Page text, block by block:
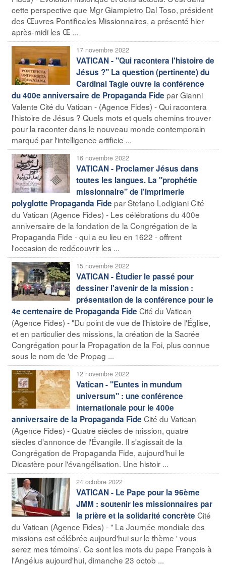
cette perspective que Mgr Giampietro Dal Toso, président
des Œuvres Pontificales Missionnaires, a présenté hier
après-midi les Œ ...
17 novembre 2022
VATICAN - "Qui racontera l'histoire de
Jésus ?" La question (pertinente) du
Cardinal Tagle ouvre la conférence
du 400e anniversaire de Propaganda Fide par Gianni
Valente Cité du Vatican - (Agence Fides) - Qui racontera
l'histoire de Jésus ? Quels mots et quels chemins trouver
pour la raconter dans le nouveau monde contemporain
marqué par l'intelligence artificie ...
16 novembre 2022
VATICAN - Proclamer Jésus dans
toutes les langues. La "prophétie
missionnaire" de l'imprimerie
polyglotte Propaganda Fide par Stefano Lodigiani Cité
du Vatican (Agence Fides) - Les célébrations du 400e
anniversaire de la fondation de la Congrégation de la
Propaganda Fide - qui a eu lieu en 1622 - offrent
l'occasion de redécouvrir les ...
15 novembre 2022
VATICAN - Étudier le passé pour
dessiner l'avenir de la mission :
présentation de la conférence pour le
4e centenaire de Propaganda Fide Cité du Vatican
(Agence Fides) - "Du point de vue de l'histoire de l'Église,
et en particulier des missions, la création de la Sacrée
Congrégation pour la Propagation de la Foi, plus connue
sous le nom de 'de Propag ...
12 novembre 2022
Vatican - "Euntes in mundum
universum" : une conférence
internationale pour le 400e
anniversaire de la Propaganda Fide Cité du Vatican
(Agence Fides) - Quatre siècles de mission, quatre
siècles d'annonce de l'Évangile. Il s'agissait de la
Congrégation de Propaganda Fide, aujourd'hui le
Dicastère pour l'évangélisation. Une histoir ...
24 octobre 2022
VATICAN - Le Pape pour la 96ème
JMM : soutenir les missionnaires par
la prière et la solidarité concrète Cité
du Vatican (Agence Fides) - " La Journée mondiale des
missions est célébrée aujourd'hui sur le thème ' vous
serez mes témoins'. Ce sont les mots du pape François à
l'Angélus aujourd'hui, dimanche 23 octob ...